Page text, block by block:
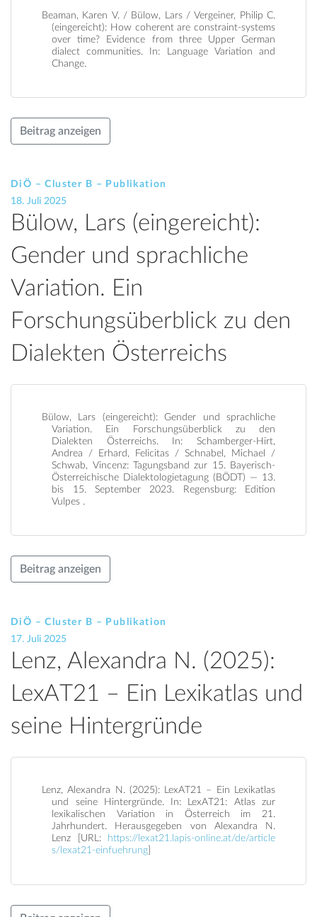
Beaman, Karen V. / Bülow, Lars / Vergeiner, Philip C.
(eingereicht): How coherent are constraint-systems
over time? Evidence from three Upper German
dialect communities. In: Language Variation and
Change.
Beitrag anzeigen
DiÖ – Cluster B – Publikation
18. Juli 2025
Bülow, Lars (eingereicht):
Gender und sprachliche
Variation. Ein
Forschungsüberblick zu den
Dialekten Österreichs
Bülow, Lars (eingereicht): Gender und sprachliche
Variation. Ein Forschungsüberblick zu den
Dialekten Österreichs. In: Schamberger-Hirt,
Andrea / Erhard, Felicitas / Schnabel, Michael /
Schwab, Vincenz: Tagungsband zur 15. Bayerisch-
Österreichische Dialektologietagung (BÖDT) — 13.
bis 15. September 2023. Regensburg: Edition
Vulpes .
Beitrag anzeigen
DiÖ – Cluster B – Publikation
17. Juli 2025
Lenz, Alexandra N. (2025):
LexAT21 – Ein Lexikatlas und
seine Hintergründe
Lenz, Alexandra N. (2025): LexAT21 – Ein Lexikatlas
und seine Hintergründe. In: LexAT21: Atlas zur
lexikalischen Variation in Österreich im 21.
Jahrhundert. Herausgegeben von Alexandra N.
Lenz [URL:
https://lexat21.lapis-online.at/de/article
s/lexat21-einfuehrung